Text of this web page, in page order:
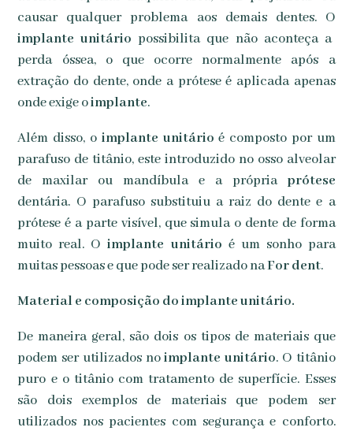
causar qualquer problema aos demais dentes. O
implante unitáriopossibilita que não aconteça a
perda óssea, o que ocorre normalmente após a
extração do dente, onde a prótese é aplicada apenas
onde exige oimplante.
Além disso, o implante unitário é composto por um
parafuso de titânio, este introduzido no osso alveolar
de maxilar ou mandíbula e a própria prótese
dentária. O parafuso substituiu a raiz do dente e a
prótese é a parte visível, que simula o dente de forma
muito real. Oimplante unitário é um sonho para
muitas pessoas e que pode ser realizado naFor dent.
Material e composição do implante unitário.
De maneira geral, são dois os tipos de materiais que
podem ser utilizados noimplante unitário. O titânio
puro e o titânio com tratamento de superfície. Esses
são dois exemplos de materiais que podem ser
utilizados nos pacientes com segurança e conforto.